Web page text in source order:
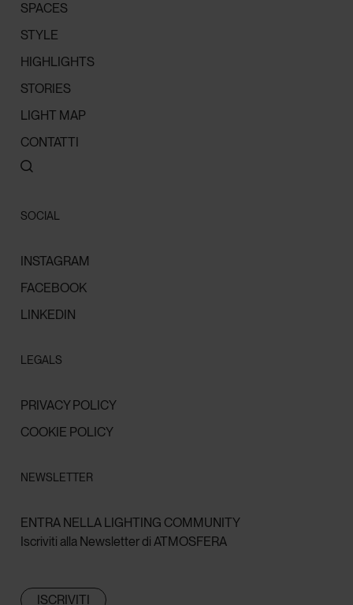
SPACES
STYLE
HIGHLIGHTS
STORIES
LIGHT MAP
CONTATTI
SOCIAL
INSTAGRAM
FACEBOOK
LINKEDIN
LEGALS
PRIVACY POLICY
COOKIE POLICY
NEWSLETTER
ENTRA NELLA LIGHTING COMMUNITY
Iscriviti alla Newsletter di ATMOSFERA
ISCRIVITI